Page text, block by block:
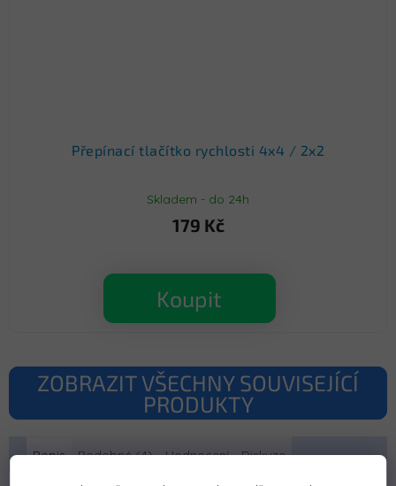
Přepínací tlačítko rychlosti 4x4 / 2x2
Skladem - do 24h
179 Kč
Koupit
ZOBRAZIT VŠECHNY SOUVISEJÍCÍ
PRODUKTY
Popis Podobné (4) Hodnocení Diskuze